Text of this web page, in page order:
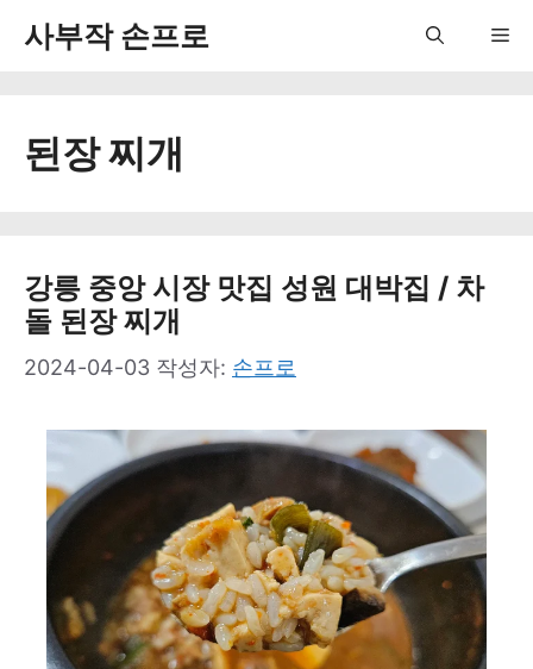
사부작 손프로
된장 찌개
강릉 중앙 시장 맛집 성원 대박집 / 차
돌 된장 찌개
2024-04-03 작성자: 손프로